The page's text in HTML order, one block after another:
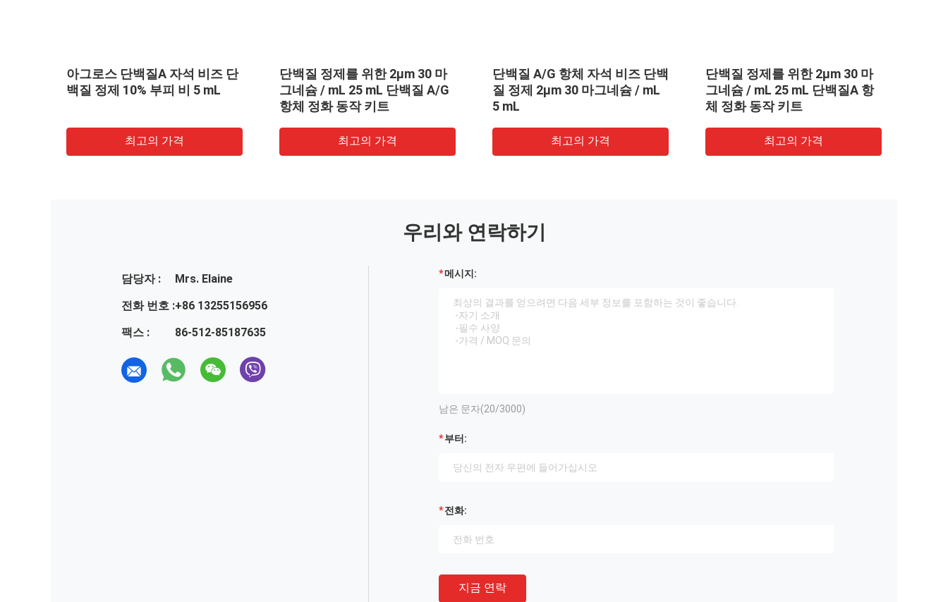
단백질 정제를 위한 2μm 30 마
그네슘 / mL 25 mL 단백질 A/G
최고의 가격
단백질 A/G 항체 자석 비즈 단백
질 정제 2μm 30 마그네슘 / mL
최고의 가격
단백질 정제를 위한 2μm 30 마
그네슘 / mL 25 mL 단백질A 항
체 정화 동작 키트
최고의 가격
아그로스 자석 비즈 단백질 정제
30 μm 10% 부피 비 100 mL
최고의 가격
우리와 연락하기
담당자 :
Mrs. Elaine
전화 번호 :+86 13255156956
팩스 :
86-512-85187635
메시지:
남은 문자(20/3000)
부터:
전화:
지금 연락